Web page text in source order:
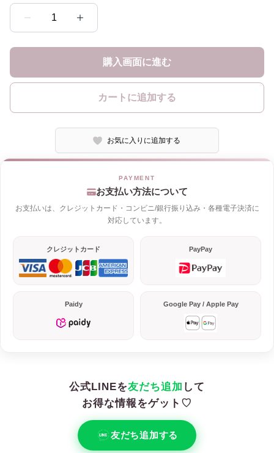
1
購入画面に進む
カートに追加する
お気に入りに追加する
お支払い方法について
お支払いは、クレジットカード・コンビニ/銀行振り込み・各種電子決済に
対応しています。
クレジットカード PayPay
Paidy Google Pay / Apple Pay
公式LINEを友だち追加 して
お得な情報をゲット♡
友だち追加する